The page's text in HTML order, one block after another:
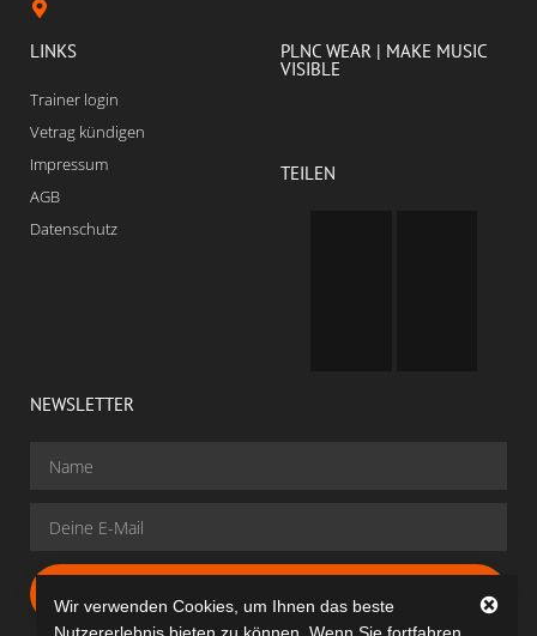
LINKS
Trainer login
Vetrag kündigen
Impressum
AGB
Datenschutz
PLNC WEAR | MAKE MUSIC
VISIBLE
TEILEN
NEWSLETTER
Gratis Anmelden
Wir verwenden Cookies, um Ihnen das beste
Nutzererlebnis bieten zu können. Wenn Sie fortfahren,